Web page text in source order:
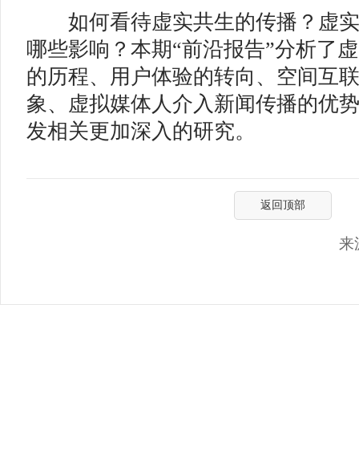
如何看待虚实共生的传播？虚实
哪些影响？本期“前沿报告”分析了
的历程、用户体验的转向、空间互
象、虚拟媒体人介入新闻传播的优
发相关更加深入的研究。
返回顶部
来